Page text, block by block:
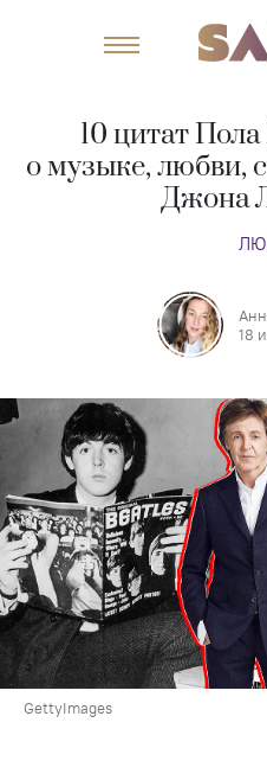
10 цитат
о музыке, любви,
Джона
18
GettyImages